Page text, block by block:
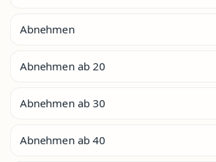
Abnehmen
Abnehmen ab 20
Abnehmen ab 30
Abnehmen ab 40